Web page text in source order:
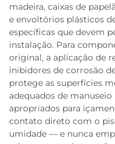
madeira, caixas de
e envoltórios plásticos
específicas que devem
instalação. Para
original, a aplicação de
inibidores de corrosão
protege as superfícies
adequados de
apropriados para
contato direto com o
umidade — e nunca